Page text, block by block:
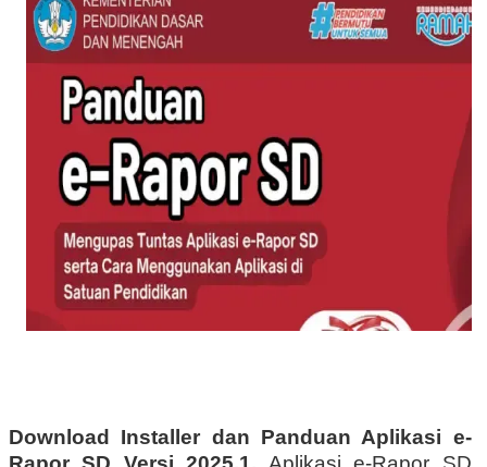
Download Installer dan Panduan Aplikasi e-